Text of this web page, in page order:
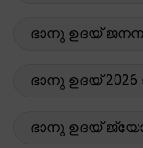
ഭാനു ഉദയ് ജനന
ഭാനു ഉദയ് 2026
ഭാനു ഉദയ്